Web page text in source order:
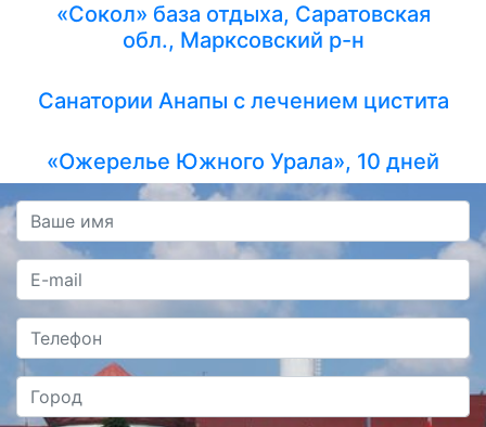
«Сокол» база отдыха, Саратовская
обл., Марксовский р-н
Санатории Анапы с лечением цистита
«Ожерелье Южного Урала», 10 дней